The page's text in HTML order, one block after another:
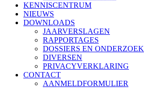
KENNISCENTRUM
NIEUWS
DOWNLOADS
JAARVERSLAGEN
RAPPORTAGES
DOSSIERS EN ONDERZOEK
DIVERSEN
PRIVACYVERKLARING
CONTACT
AANMELDFORMULIER